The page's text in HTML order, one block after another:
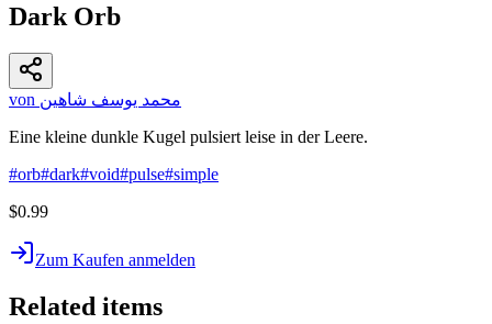
Dark Orb
von محمد يوسف شاهين
Eine kleine dunkle Kugel pulsiert leise in der Leere.
#orb#dark#void#pulse#simple
$0.99
Zum Kaufen anmelden
Related items